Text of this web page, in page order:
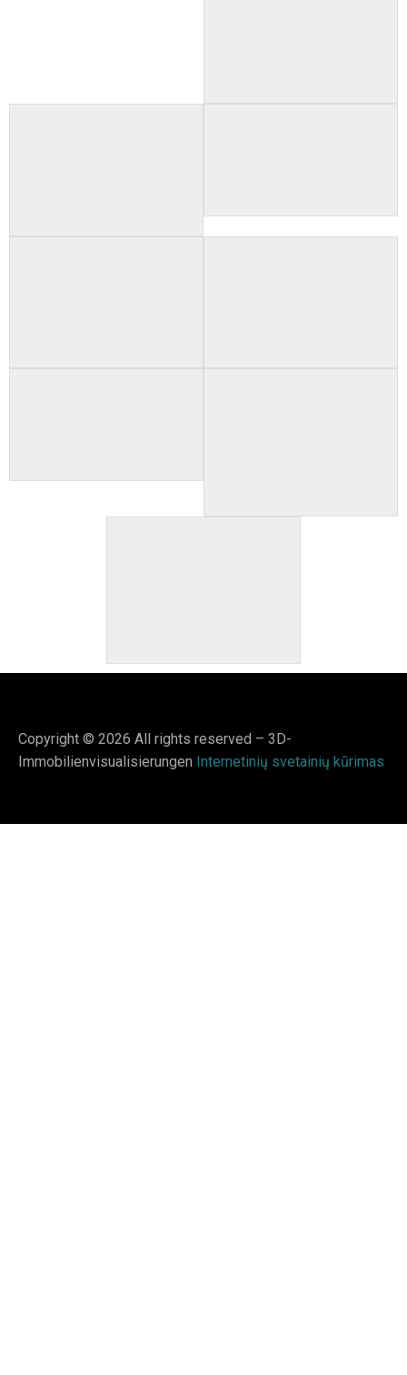
Copyright © 2026 All rights reserved – 3D-
Immobilienvisualisierungen Internetinių svetainių kūrimas